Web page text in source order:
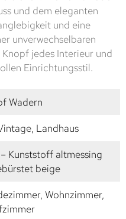
und dem eleganten
und eine
unverwechselbaren
jedes Interieur und
Einrichtungsstil.
Wadern
Landhaus
Kunststoff altmessing
beige
Wohnzimmer,